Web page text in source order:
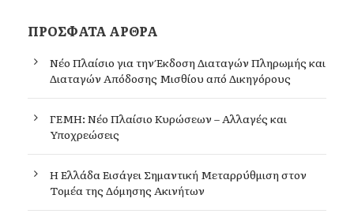
ΠΡΌΣΦΑΤΑ ΆΡΘΡΑ
Νέο Πλαίσιο για την Έκδοση Διαταγών Πληρωμής και
Διαταγών Απόδοσης Μισθίου από Δικηγόρους
ΓΕΜΗ: Νέο Πλαίσιο Κυρώσεων – Αλλαγές και
Υποχρεώσεις
Η Ελλάδα Εισάγει Σημαντική Μεταρρύθμιση στον
Τομέα της Δόμησης Ακινήτων